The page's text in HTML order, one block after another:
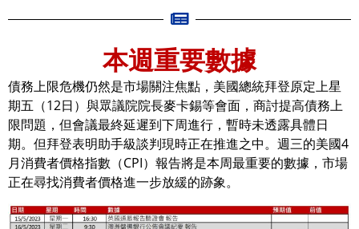
本週重要數據
債務上限危機仍然是市場關注焦點，美國總統拜登原定上星
期五（12日）與眾議院院長麥卡錫等會面，商討提高債務上
限問題，但會議最終延遲到下周進行，暫時未透露具體日
期。但拜登表明助手級談判現時正在推進之中。週三的美國4
月消費者價格指數（CPI）報告將是本周最重要的數據，市場
正在尋找消費者價格進一步放緩的跡象。